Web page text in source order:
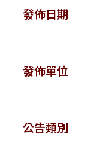
發佈日期
發佈單位
公告類別